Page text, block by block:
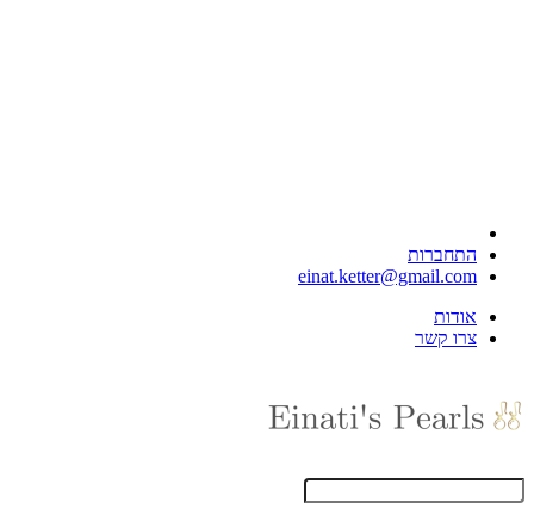
התחברות
einat.ketter@gmail.com
אודות
צרו קשר